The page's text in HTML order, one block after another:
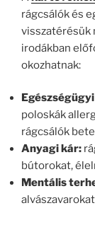
rágcsálók és
visszatérésük
irodákban
okozhatnak:
poloskák
rágcsálók
Anyagi kár:
bútorokat,
Mentális